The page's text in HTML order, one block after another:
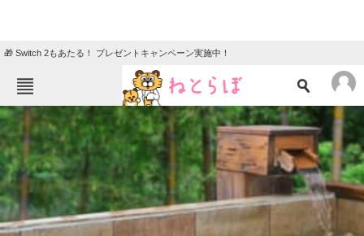
🎁 Switch 2もあたる！ プレゼントキャンペーン実施中！
ねとらぼメニュー
TOP ニュース
エンタメ クイズ
グルメ 地域
住まい 教育・育児